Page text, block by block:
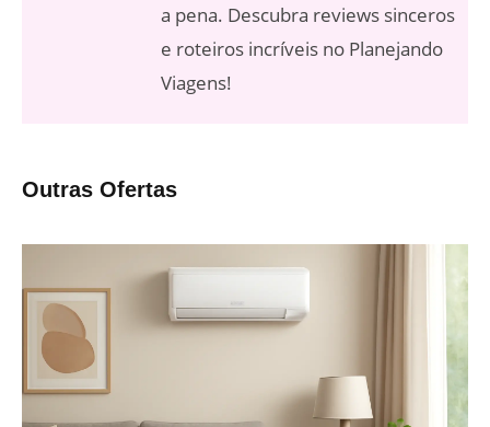
a pena. Descubra reviews sinceros
e roteiros incríveis no Planejando
Viagens!
Outras Ofertas